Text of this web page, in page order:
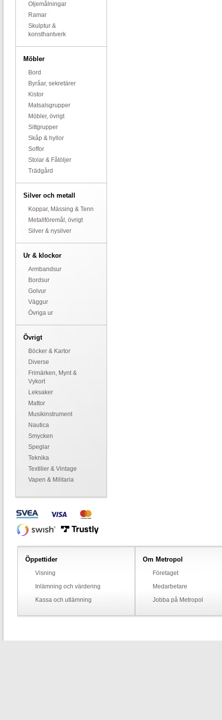
Oljemålningar
Ramar
Skulptur &
konsthantverk
Möbler
Bord
Byråar, sekretärer
Kistor
Matsalsgrupper
Möbler, övrigt
Sittgrupper
Skåp & hyllor
Soffor
Stolar & Fåtöljer
Trädgård
Silver och metall
Koppar, Mässing & Tenn
Metallföremål, övrigt
Silver & nysilver
Ur & klockor
Armbandsur
Bordsur
Golvur
Väggur
Övriga ur
Övrigt
Böcker & Kartor
Diverse
Frimärken, Mynt &
Vykort
Leksaker
Mattor
Musikinstrument
Nautica
Smycken
Speglar
Teknika
Textilier & Vintage
Vapen & Militaria
Öppettider
Visning
Inlämning och värdering
Kassa och utlämning
Om Metropol
Företaget
Medarbetare
Jobba på Metropol